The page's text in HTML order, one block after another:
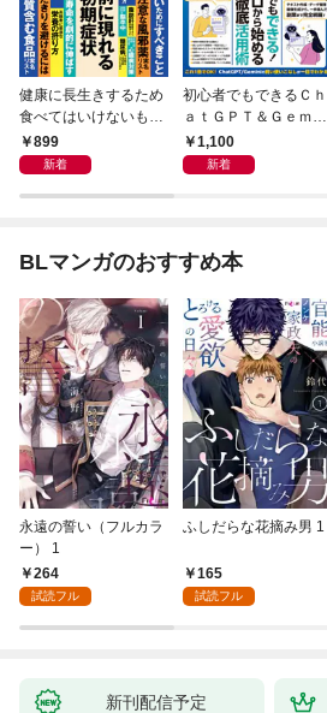
健康に長生きするため
食べてはいけないもの
やってはいけないこと
899
新着
初心者でもできるＣｈ
ａｔＧＰＴ＆Ｇｅｍｉ
ｎｉ 仕事を楽にするＡ
Ｉの使い方
1,100
新着
BLマンガのおすすめ本
永遠の誓い（フルカラ
ー） 1
264
試読フル
ふしだらな花摘み男 1
165
試読フル
新刊配信予定